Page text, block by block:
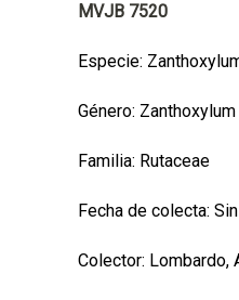
MVJB 7520
Especie:
Género: Zanthoxylum
Familia: Rutaceae
Fecha de colecta:
Colector: Lombardo,